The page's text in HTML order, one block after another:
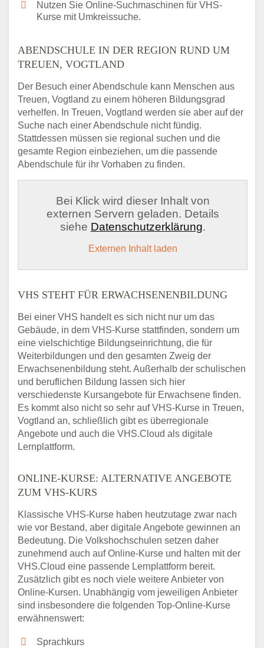
Nutzen Sie Online-Suchmaschinen für VHS-
Kurse mit Umkreissuche.
ABENDSCHULE IN DER REGION RUND UM
TREUEN, VOGTLAND
Der Besuch einer Abendschule kann Menschen aus
Treuen, Vogtland zu einem höheren Bildungsgrad
verhelfen. In Treuen, Vogtland werden sie aber auf der
Suche nach einer Abendschule nicht fündig.
Stattdessen müssen sie regional suchen und die
gesamte Region einbeziehen, um die passende
Abendschule für ihr Vorhaben zu finden.
Bei Klick wird dieser Inhalt von
externen Servern geladen. Details
siehe Datenschutzerklärung.
Externen Inhalt laden
VHS STEHT FÜR ERWACHSENENBILDUNG
Bei einer VHS handelt es sich nicht nur um das
Gebäude, in dem VHS-Kurse stattfinden, sondern um
eine vielschichtige Bildungseinrichtung, die für
Weiterbildungen und den gesamten Zweig der
Erwachsenenbildung steht. Außerhalb der schulischen
und beruflichen Bildung lassen sich hier
verschiedenste Kursangebote für Erwachsene finden.
Es kommt also nicht so sehr auf VHS-Kurse in Treuen,
Vogtland an, schließlich gibt es überregionale
Angebote und auch die VHS.Cloud als digitale
Lernplattform.
ONLINE-KURSE: ALTERNATIVE ANGEBOTE
ZUM VHS-KURS
Klassische VHS-Kurse haben heutzutage zwar nach
wie vor Bestand, aber digitale Angebote gewinnen an
Bedeutung. Die Volkshochschulen setzen daher
zunehmend auch auf Online-Kurse und halten mit der
VHS.Cloud eine passende Lernplattform bereit.
Zusätzlich gibt es noch viele weitere Anbieter von
Online-Kursen. Unabhängig vom jeweiligen Anbieter
sind insbesondere die folgenden Top-Online-Kurse
erwähnenswert:
Sprachkurs